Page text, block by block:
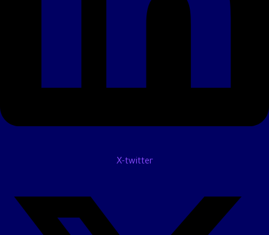
X-twitter